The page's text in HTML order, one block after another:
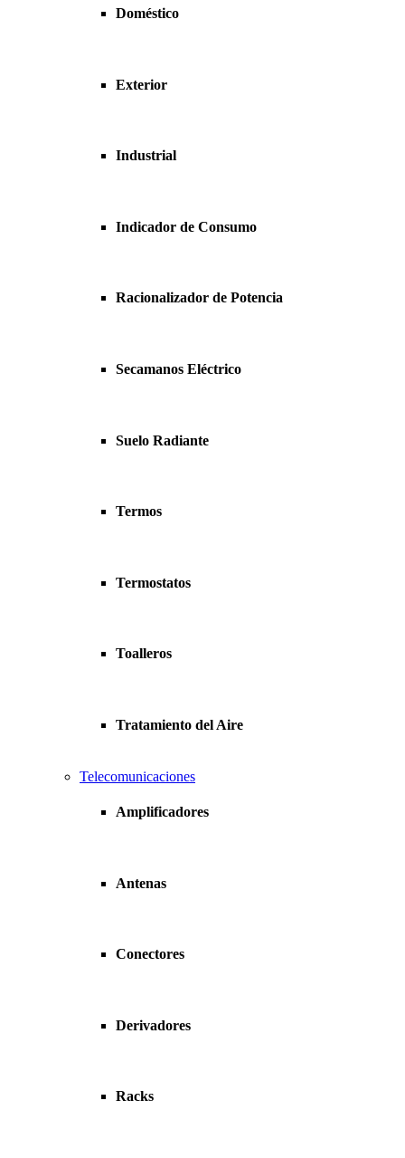
Doméstico
Exterior
Industrial
Indicador de Consumo
Racionalizador de Potencia
Secamanos Eléctrico
Suelo Radiante
Termos
Termostatos
Toalleros
Tratamiento del Aire
Telecomunicaciones
Amplificadores
Antenas
Conectores
Derivadores
Racks